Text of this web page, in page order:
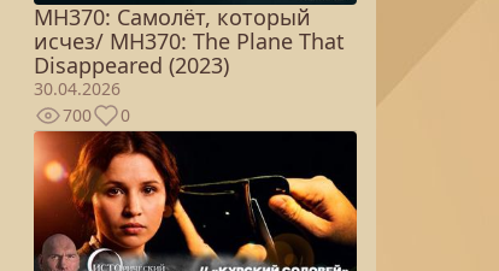
MH370: Самолёт, который
исчез/ MH370: The Plane That
Disappeared (2023)
30.04.2026
700
0